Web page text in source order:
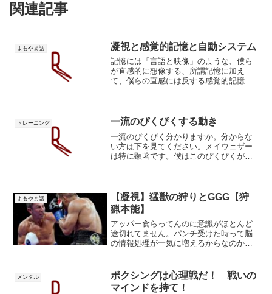
関連記事
よもやま話 凝視と感覚的記憶と自動システム
記憶には「言語と映像」のような、僕ら
が直感的に想像する、所謂記憶に加え
て、僕らの直感には反する感覚的記憶が
いる情報は映像や言語だけでは...
トレーニング 一流のぴくぴくする動き
一流のぴくぴく分かりますか。分からな
い方は下を見てください。メイウェザー
は特に顕著です。僕はこのぴくぴくが好
えますが、実際にはビビっ...
よもやま話
【凝視】猛獣の狩りとGGG【狩
猟本能】
アッパー食らってんのに意識がほとんど
途切れてません。パンチ受けた時って脳
の情報処理が一気に増えるからなのか、
ます。それは自然なことだとは思いま
す。問題はその後で、意識が飛...
メンタル
ボクシングは心理戦だ！ 戦いの
マインドを持て！